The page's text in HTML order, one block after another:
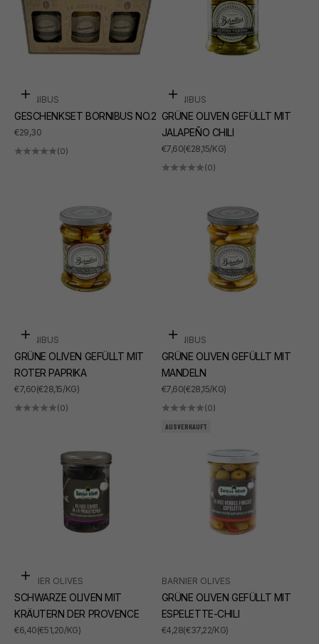
In den Warenkorb
BORNIBUS
GESCHENKSET BORNIBUS NO.2
ANGEBOT
€29,30
(0)
In den Warenkorb
BORNIBUS
GRÜNE OLIVEN GEFÜLLT MIT
JALAPEÑO CHILI
ANGEBOT
€7,60(€28,15/KG)
(0)
In den Warenkorb
BORNIBUS
GRÜNE OLIVEN GEFÜLLT MIT
ROTER PAPRIKA
ANGEBOT
€7,60(€28,15/KG)
(0)
In den Warenkorb
BORNIBUS
GRÜNE OLIVEN GEFÜLLT MIT
MANDELN
ANGEBOT
€7,60(€28,15/KG)
(0)
In den Warenkorb
BARNIER OLIVES
SCHWARZE OLIVEN MIT
KRÄUTERN DER PROVENCE
ANGEBOT
€6,40(€51,20/KG)
AUSVERKAUFT
BARNIER OLIVES
GRÜNE OLIVEN GEFÜLLT MIT
ESPELETTE-CHILI
ANGEBOT
€4,28(€37,22/KG)